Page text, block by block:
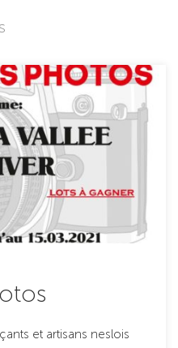
et artisans neslois